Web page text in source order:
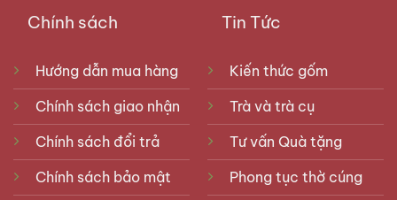
Chính sách
Hướng dẫn mua hàng
Chính sách giao nhận
Chính sách đổi trả
Chính sách bảo mật
Tin Tức
Kiến thức gốm
Trà và trà cụ
Tư vấn Quà tặng
Phong tục thờ cúng